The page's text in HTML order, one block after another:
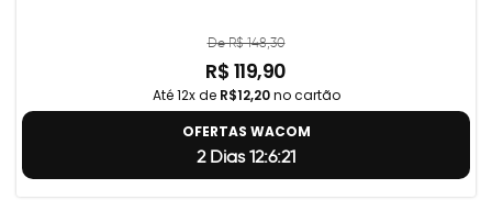
De R$ 148,30
R$ 119,90
Até 12x de R$12,20no cartão
OFERTAS WACOM
2 Dias 12:6:20